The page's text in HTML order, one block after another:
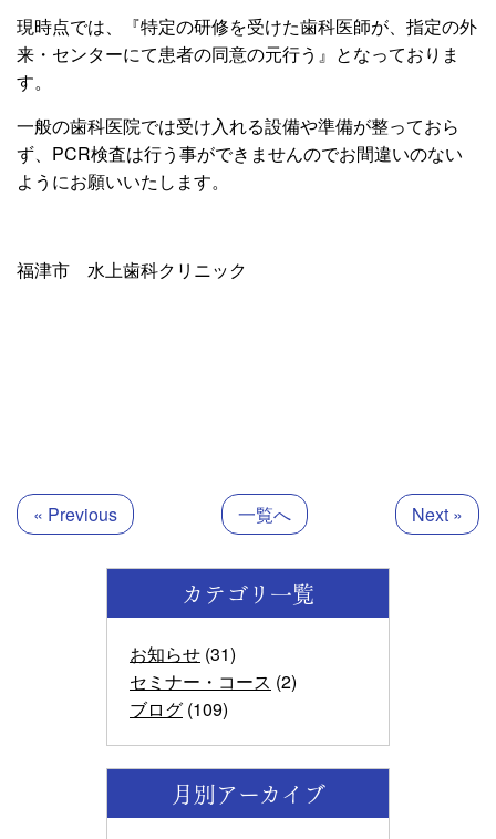
現時点では、『特定の研修を受けた歯科医師が、指定の外
来・センターにて患者の同意の元行う』となっておりま
す。
一般の歯科医院では受け入れる設備や準備が整っておら
ず、PCR検査は行う事ができませんのでお間違いのない
ようにお願いいたします。
福津市 水上歯科クリニック
« Previous 一覧へ Next »
カテゴリ一覧
お知らせ (31)
セミナー・コース (2)
ブログ (109)
月別アーカイブ